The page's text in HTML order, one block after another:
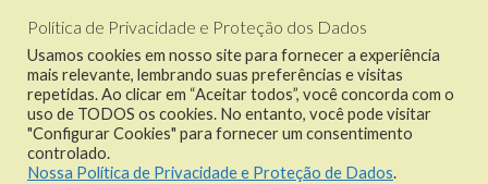
(19) 3519-3067
Link
do
Link
do
Link
do
Link
do
Política de Privacidade e Proteção dos Dados
Usamos cookies em nosso site para fornecer a experiência
mais relevante, lembrando suas preferências e visitas
repetidas. Ao clicar em “Aceitar todos”, você concorda com o
uso de TODOS os cookies. No entanto, você pode visitar
"Configurar Cookies" para fornecer um consentimento
controlado.
Nossa Política de Privacidade e Proteção de Dados.